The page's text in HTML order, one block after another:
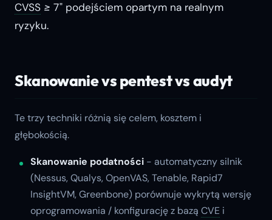
CVSS ≥ 7" podejściem opartym na realnym
ryzyku.
Skanowanie vs pentest vs audyt
Te trzy techniki różnią się celem, kosztem i
głębokością.
Skanowanie podatności - automatyczny silnik
(Nessus, Qualys, OpenVAS, Tenable, Rapid7
InsightVM, Greenbone) porównuje wykrytą wersję
oprogramowania / konfigurację z bazą CVE i